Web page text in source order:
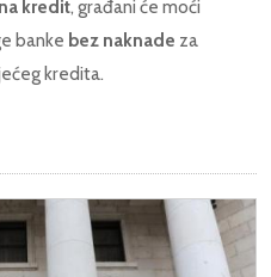
kredit, građani će moći
banke bez naknade za
kredita.